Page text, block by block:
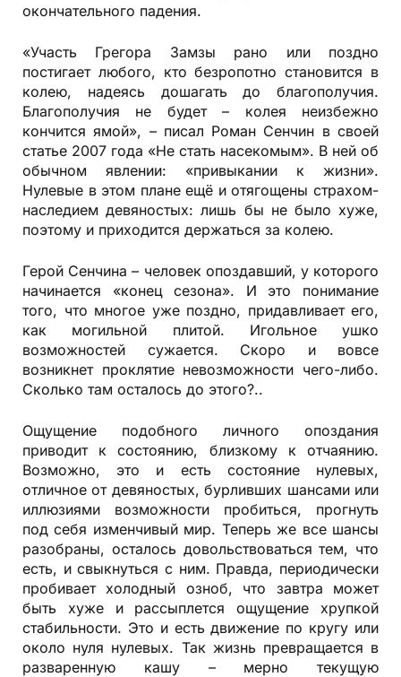
окончательного падения.
«Участь Грегора Замзы рано или поздно
постигает любого, кто безропотно становится в
колею, надеясь дошагать до благополучия.
Благополучия не будет – колея неизбежно
кончится ямой», – писал Роман Сенчин в своей
статье 2007 года «Не стать насекомым». В ней об
обычном явлении: «привыкании к жизни».
Нулевые в этом плане ещё и отягощены страхом-
наследием девяностых: лишь бы не было хуже,
поэтому и приходится держаться за колею.
Герой Сенчина – человек опоздавший, у которого
начинается «конец сезона». И это понимание
того, что многое уже поздно, придавливает его,
как могильной плитой. Игольное ушко
возможностей сужается. Скоро и вовсе
возникнет проклятие невозможности чего-либо.
Сколько там осталось до этого?..
Ощущение подобного личного опоздания
приводит к состоянию, близкому к отчаянию.
Возможно, это и есть состояние нулевых,
отличное от девяностых, бурливших шансами или
иллюзиями возможности пробиться, прогнуть
под себя изменчивый мир. Теперь же все шансы
разобраны, осталось довольствоваться тем, что
есть, и свыкнуться с ним. Правда, периодически
пробивает холодный озноб, что завтра может
быть хуже и рассыплется ощущение хрупкой
стабильности. Это и есть движение по кругу или
около нуля нулевых. Так жизнь превращается в
разваренную кашу – мерно текущую